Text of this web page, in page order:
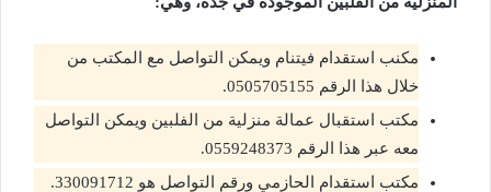
مكنب استقدام فيتنام ويمكن التواصل مع المكتب من
خلال هذا الرقم 0505705155.
مكتب استقبال عمالة منزلية من الفلبين ويمكن التواصل
معه عبر هذا الرقم 0559248373.
مكتب استقدام الحازمي ورقم التواصل هو 330091712.